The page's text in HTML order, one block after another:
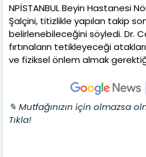
NPİSTANBUL Beyin Hastanesi
Şalçini, titizlikle yapılan takip
belirlenebileceğini söyledi. Dr.
fırtınaların tetikleyeceği
ve fiziksel önlem almak
✎ Mutfağınızın için olmazsa
Tıkla!